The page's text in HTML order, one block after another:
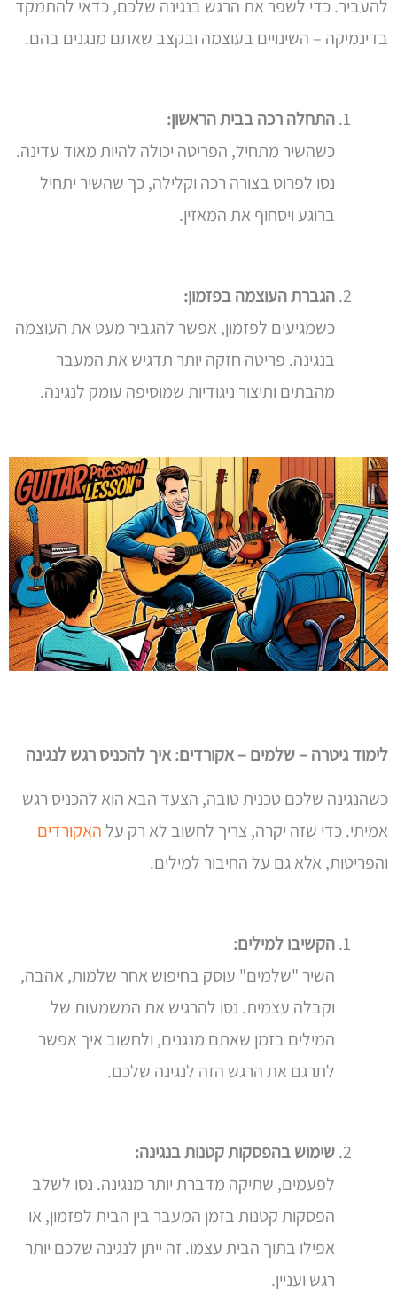
להעביר. כדי לשפר את הרגש בנגינה שלכם, כדאי להתמקד
בדינמיקה – השינויים בעוצמה ובקצב שאתם מנגנים בהם.
התחלה רכה בבית הראשון:
כשהשיר מתחיל, הפריטה יכולה להיות מאוד עדינה.
נסו לפרוט בצורה רכה וקלילה, כך שהשיר יתחיל
ברוגע ויסחוף את המאזין.
הגברת העוצמה בפזמון:
כשמגיעים לפזמון, אפשר להגביר מעט את העוצמה
בנגינה. פריטה חזקה יותר תדגיש את המעבר
מהבתים ותיצור ניגודיות שמוסיפה עומק לנגינה.
לימוד גיטרה – שלמים – אקורדים: איך להכניס רגש לנגינה
כשהנגינה שלכם טכנית טובה, הצעד הבא הוא להכניס רגש
אמיתי. כדי שזה יקרה, צריך לחשוב לא רק עלהאקורדים
והפריטות, אלא גם על החיבור למילים.
הקשיבו למילים:
השיר "שלמים" עוסק בחיפוש אחר שלמות, אהבה,
וקבלה עצמית. נסו להרגיש את המשמעות של
המילים בזמן שאתם מנגנים, ולחשוב איך אפשר
לתרגם את הרגש הזה לנגינה שלכם.
שימוש בהפסקות קטנות בנגינה:
לפעמים, שתיקה מדברת יותר מנגינה. נסו לשלב
הפסקות קטנות בזמן המעבר בין הבית לפזמון, או
אפילו בתוך הבית עצמו. זה ייתן לנגינה שלכם יותר
רגש ועניין.